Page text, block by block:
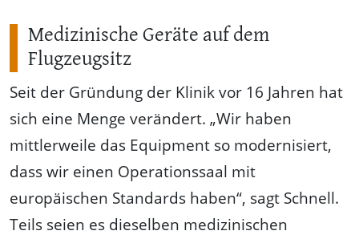
Medizinische Geräte auf dem
Flugzeugsitz
Seit der Gründung der Klinik vor 16 Jahren hat
sich eine Menge verändert. „Wir haben
mittlerweile das Equipment so modernisiert,
dass wir einen Operationssaal mit
europäischen Standards haben“, sagt Schnell.
Teils seien es dieselben medizinischen